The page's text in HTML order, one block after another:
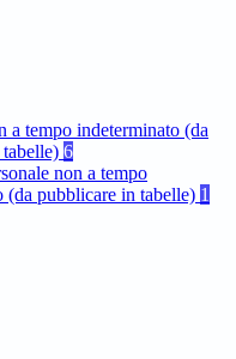
a tempo indeterminato (da
6
non a tempo
(da pubblicare in tabelle) 1